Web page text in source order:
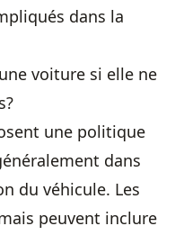
dans la
voiture si elle ne
une politique
dans
du véhicule. Les
peuvent inclure